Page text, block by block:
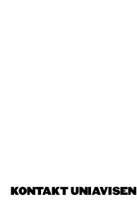
KONTAKT UNIAVISEN